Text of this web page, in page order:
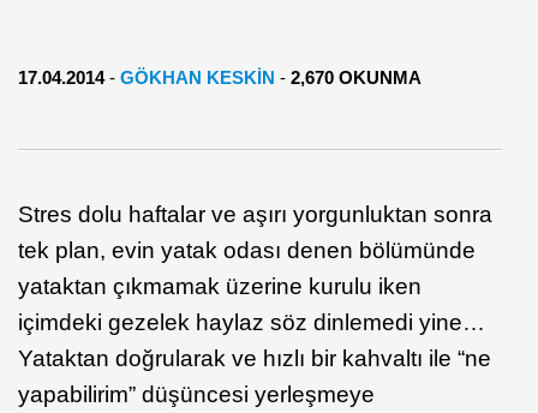
17.04.2014- GÖKHAN KESKİN - 2,670 OKUNMA
Stres dolu haftalar ve aşırı yorgunluktan sonra
tek plan, evin yatak odası denen bölümünde
yataktan çıkmamak üzerine kurulu iken
içimdeki gezelek haylaz söz dinlemedi yine…
Yataktan doğrularak ve hızlı bir kahvaltı ile “ne
yapabilirim” düşüncesi yerleşmeye